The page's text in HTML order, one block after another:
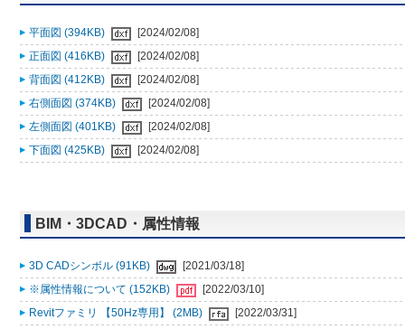
平面図 (394KB)
[2024/02/08]
正面図 (416KB)
[2024/02/08]
背面図 (412KB)
[2024/02/08]
右側面図 (374KB)
[2024/02/08]
左側面図 (401KB)
[2024/02/08]
下面図 (425KB)
[2024/02/08]
BIM・3DCAD・属性情報
3D CADシンボル (91KB)
[2021/03/18]
※属性情報について (152KB)
[2022/03/10]
Revitファミリ 【50Hz専用】 (2MB)
[2022/03/31]